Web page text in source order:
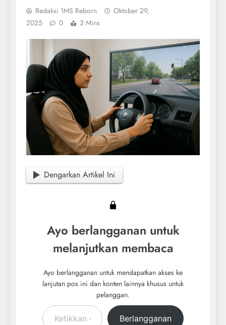
Redaksi 1MS Reborn
Oktober 29,
2025
0 3 Mins
Dengarkan Artikel Ini
Ayo berlangganan untuk
melanjutkan membaca
Ayo berlangganan untuk mendapatkan akses ke
lanjutan pos ini dan konten lainnya khusus untuk
pelanggan.
Berlangganan